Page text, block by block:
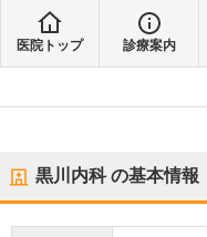
医院トップ 診療案内
黒川内科の基本情報